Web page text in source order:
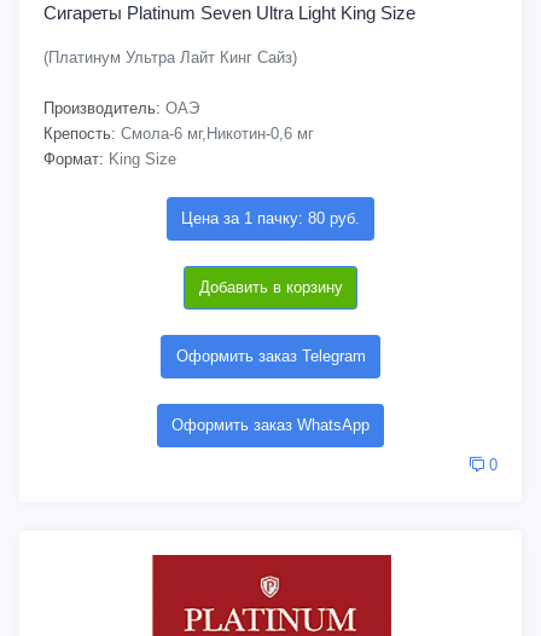
Сигареты Platinum Seven Ultra Light King Size
(Платинум Ультра Лайт Кинг Сайз)
Производитель: ОАЭ
Крепость: Смола-6 мг,Никотин-0,6 мг
Формат: King Size
Цена за 1 пачку: 80 руб.
Добавить в корзину
Оформить заказ Telegram
Оформить заказ WhatsApp
0